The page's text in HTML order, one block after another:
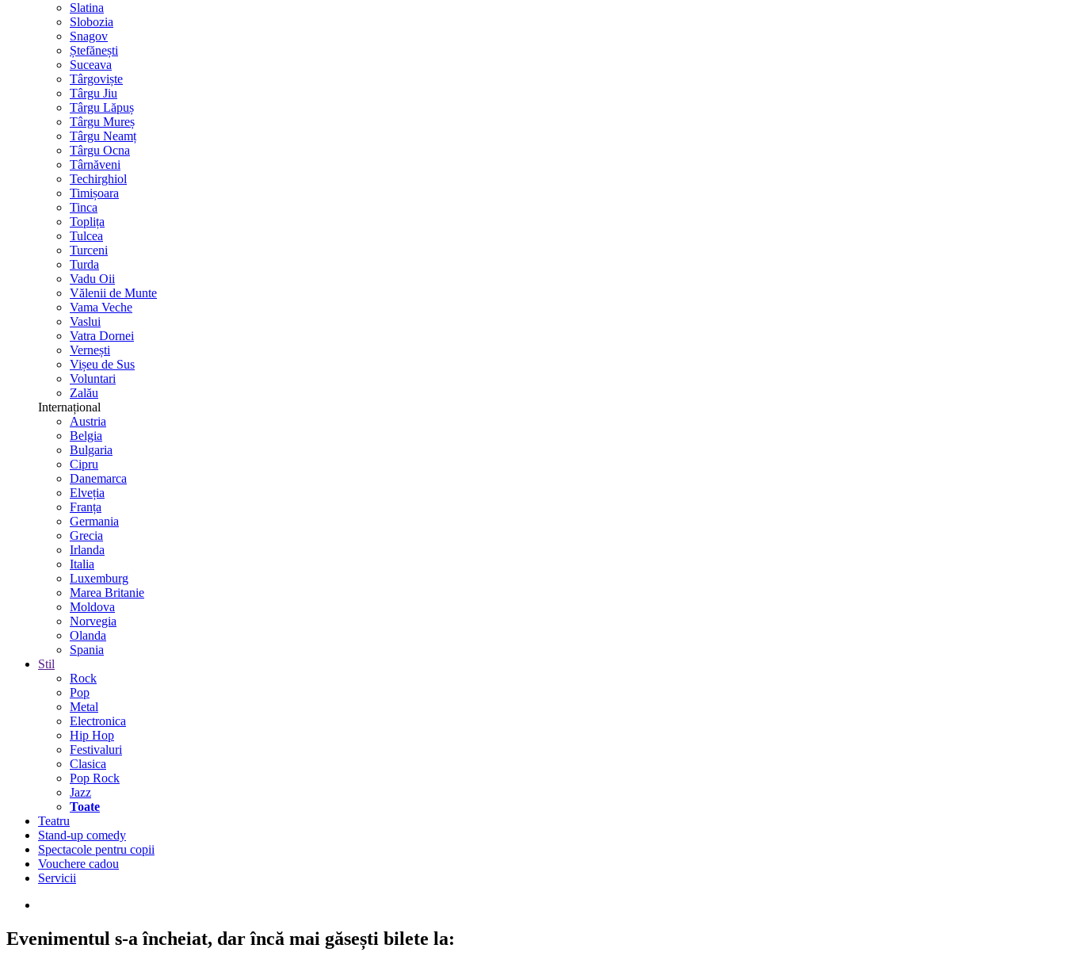
Slatina
Slobozia
Snagov
Ștefănești
Suceava
Târgoviște
Târgu Jiu
Târgu Lăpuș
Târgu Mureș
Târgu Neamț
Târgu Ocna
Târnăveni
Techirghiol
Timișoara
Tinca
Toplița
Tulcea
Turceni
Turda
Vadu Oii
Vălenii de Munte
Vama Veche
Vaslui
Vatra Dornei
Vernești
Vișeu de Sus
Voluntari
Zalău
Internațional
Austria
Belgia
Bulgaria
Cipru
Danemarca
Elveția
Franța
Germania
Grecia
Irlanda
Italia
Luxemburg
Marea Britanie
Moldova
Norvegia
Olanda
Spania
Stil
Rock
Pop
Metal
Electronica
Hip Hop
Festivaluri
Clasica
Pop Rock
Jazz
Toate
Teatru
Stand-up comedy
Spectacole pentru copii
Vouchere cadou
Servicii
Evenimentul s-a încheiat, dar încă mai găsești bilete la: